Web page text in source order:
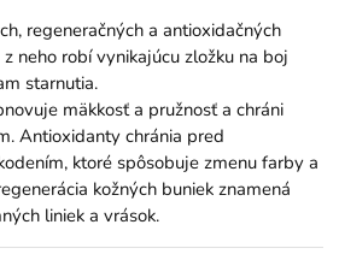
regeneračných a antioxidačných
neho robí vynikajúcu zložku na boj
starnutia.
mäkkosť a pružnosť a chráni
Antioxidanty chránia pred
ktoré spôsobuje zmenu farby a
kožných buniek znamená
liniek a vrások.